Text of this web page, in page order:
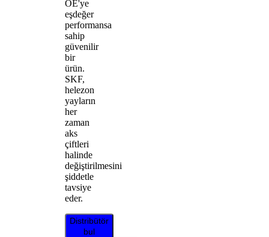
OE'ye
eşdeğer
performansa
sahip
güvenilir
bir
ürün.
SKF,
helezon
yayların
her
zaman
aks
çiftleri
halinde
değiştirilmesini
şiddetle
tavsiye
eder.
Distribütör
bul